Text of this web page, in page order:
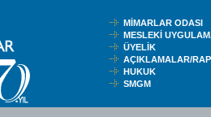
MİMARLAR ODASI
MESLEKİ
ÜYELİK
AÇIKLAMALAR/
HUKUK
SMGM